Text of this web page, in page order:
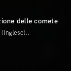
delle comete